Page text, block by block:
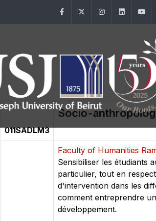
FacebookTwitter Instagram
011SADLM3
Socio-
Faculty of Humanities
Sensibiliser les étudiants
particulier, tout en
d'intervention dans les
comment entreprendre
développement.